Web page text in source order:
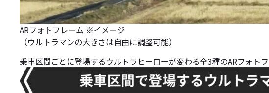
ARフォトフレーム ※イメージ
（ウルトラマンの大きさは自由に調整可能）
乗車区間ごとに登場するウルトラヒーローが変わる全3種のARフォト